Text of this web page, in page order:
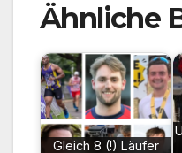
Ähnliche
Gleich 8 (!) Läufer